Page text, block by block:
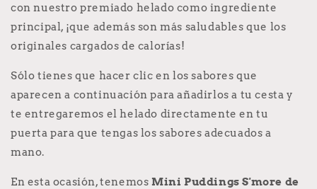
con nuestro premiado helado como ingrediente
principal, ¡que además son más saludables que los
originales cargados de calorías!
Sólo tienes que hacer clic en los sabores que
aparecen a continuación para añadirlos a tu cesta y
te entregaremos el helado directamente en tu
puerta para que tengas los sabores adecuados a
mano.
En esta ocasión, tenemos Mini Puddings S'more de